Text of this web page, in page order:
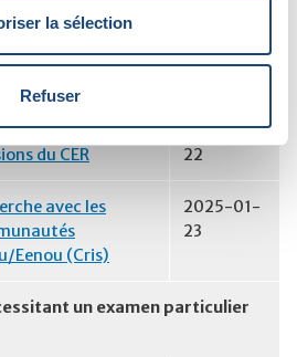
la sélection
Refuser
la recherche
2021-03-
des
du CER
2021-03-
22
avec les
Eenou (Cris)
2025-01-
23
un examen particulier